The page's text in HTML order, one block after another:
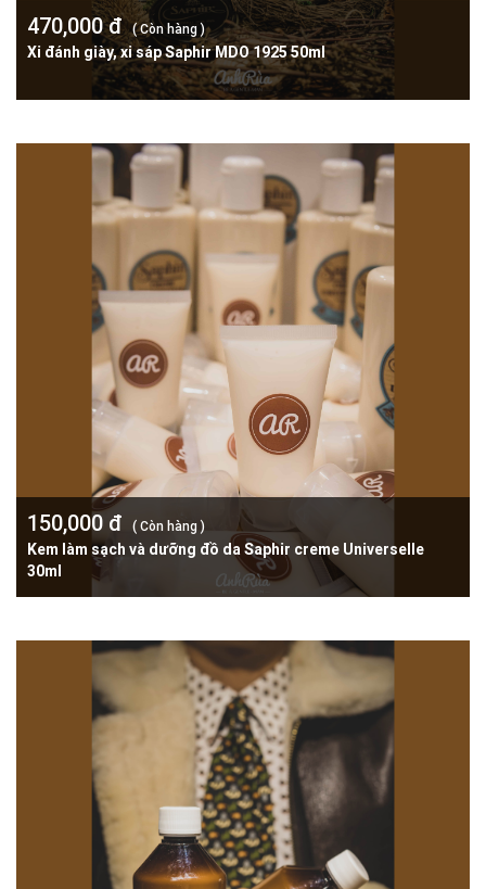
470,000 đ( Còn hàng )
Xi đánh giày, xi sáp Saphir MDO 1925 50ml
150,000 đ ( Còn hàng )
Kem làm sạch và dưỡng đồ da Saphir creme Universelle
30ml